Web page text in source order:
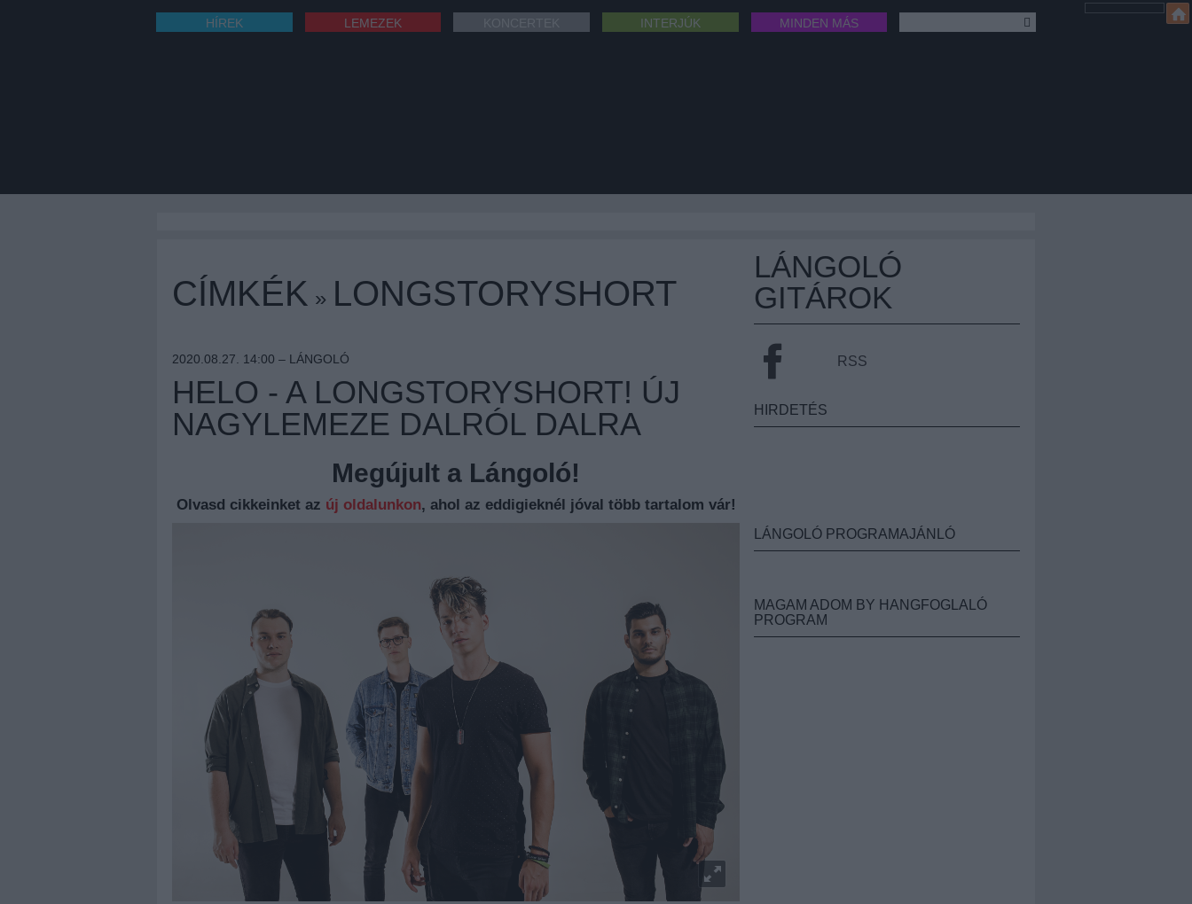
HÍREK LEMEZEK INTERJÚK MINDEN MÁS
CÍMKÉK » LONGSTORYSHORT
2020.08.27. 14:00 – LÁNGOLÓ
HELO - A LONGSTORYSHORT! ÚJ
NAGYLEMEZE DALRÓL DALRA
Megújult a Lángoló!
Olvasd cikkeinket az új oldalunkon, ahol az eddigieknél jóval több tartalom vár!
LÁNGOLÓ
GITÁROK
RSS
HIRDETÉS
LÁNGOLÓ PROGRAMAJÁNLÓ
MAGAM ADOM BY HANGFOGLALÓ
PROGRAM